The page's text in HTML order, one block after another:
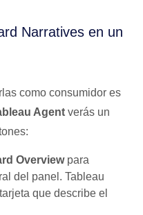
Narratives en un
como consumidor es
Agent verás un
Overviewpara
del panel. Tableau
que describe el